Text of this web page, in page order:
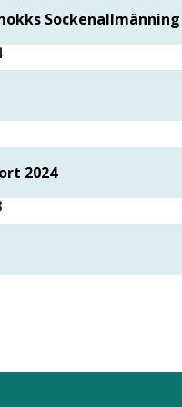
Sockenallmänning
2024